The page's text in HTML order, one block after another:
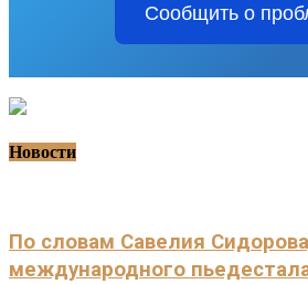
Сообщить о
Новости
По словам Савелия
международного